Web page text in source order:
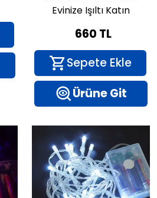
Evinize Işıltı Katın
660 TL
Sepete Ekle
Ürüne Git